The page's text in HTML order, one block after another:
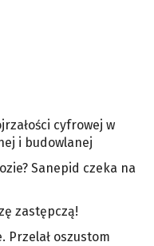
cyfrowej w
i budowlanej
Sanepid czeka na
zastępczą!
Przelał oszustom